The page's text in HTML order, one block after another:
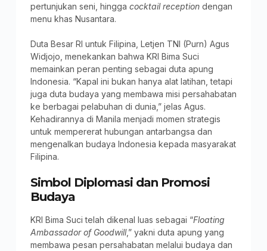
pertunjukan seni, hingga cocktail receptiondengan
menu khas Nusantara.
Duta Besar RI untuk Filipina, Letjen TNI (Purn) Agus
Widjojo, menekankan bahwa KRI Bima Suci
memainkan peran penting sebagai duta apung
Indonesia. “Kapal ini bukan hanya alat latihan, tetapi
juga duta budaya yang membawa misi persahabatan
ke berbagai pelabuhan di dunia,” jelas Agus.
Kehadirannya di Manila menjadi momen strategis
untuk mempererat hubungan antarbangsa dan
mengenalkan budaya Indonesia kepada masyarakat
Filipina.
Simbol Diplomasi dan Promosi
Budaya
KRI Bima Suci telah dikenal luas sebagai “Floating
Ambassador of Goodwill,” yakni duta apung yang
membawa pesan persahabatan melalui budaya dan